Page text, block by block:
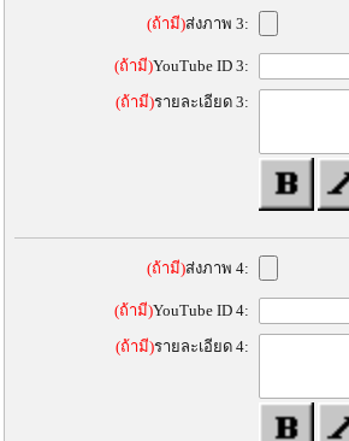
(ถ้ามี)ส่งภาพ 3:
(ถ้ามี)YouTube ID 3:
(ถ้ามี)รายละเอียด 3:
(ถ้ามี)ส่งภาพ 4:
(ถ้ามี)YouTube ID 4:
(ถ้ามี)รายละเอียด 4: